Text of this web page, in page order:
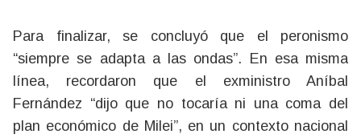
Para finalizar, se concluyó que el peronismo
“siempre se adapta a las ondas”. En esa misma
línea, recordaron que el exministro Aníbal
Fernández “dijo que no tocaría ni una coma del
plan económico de Milei”, en un contexto nacional